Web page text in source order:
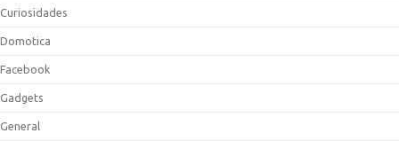
Curiosidades
Domotica
Facebook
Gadgets
General